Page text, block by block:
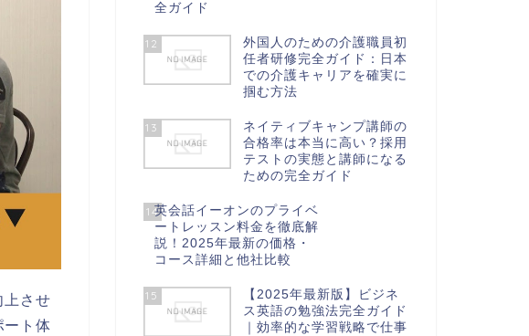
上させ
ート体
全ガイド
12
外国人のための介護職員初
任者研修完全ガイド：日本
での介護キャリアを確実に
掴む方法
13
ネイティブキャンプ講師の
合格率は本当に高い？採用
テストの実態と講師になる
ための完全ガイド
14英会話イーオンのプライベ
ートレッスン料金を徹底解
説！2025年最新の価格・
コース詳細と他社比較
15
【2025年最新版】ビジネ
ス英語の勉強法完全ガイド
｜効率的な学習戦略で仕事